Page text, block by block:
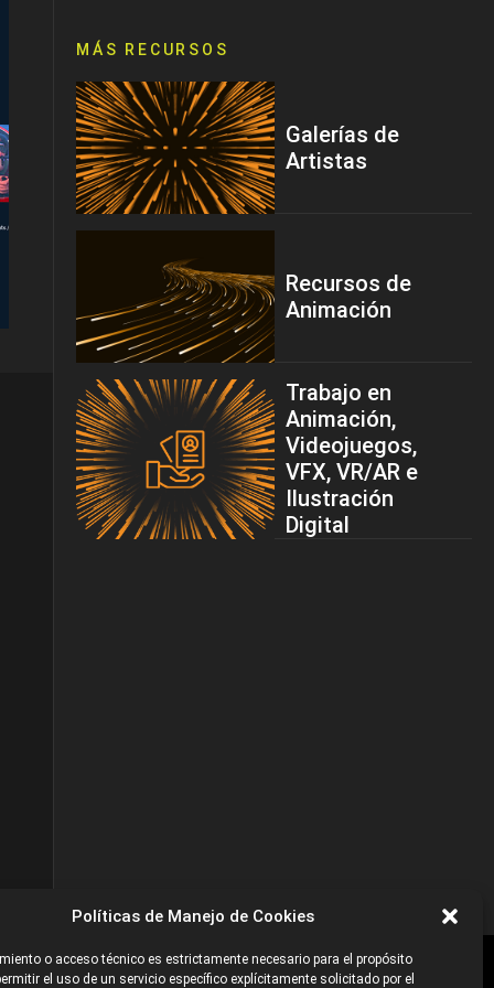
Políticas de Manejo de Cookies
o acceso técnico es estrictamente necesario para el propósito
el uso de un servicio específico explícitamente solicitado por el
MÁS RECURSOS
Galerías de
Artistas
Recursos de
Animación
Trabajo en
Animación,
Videojuegos,
VFX, VR/AR e
Ilustración
Digital